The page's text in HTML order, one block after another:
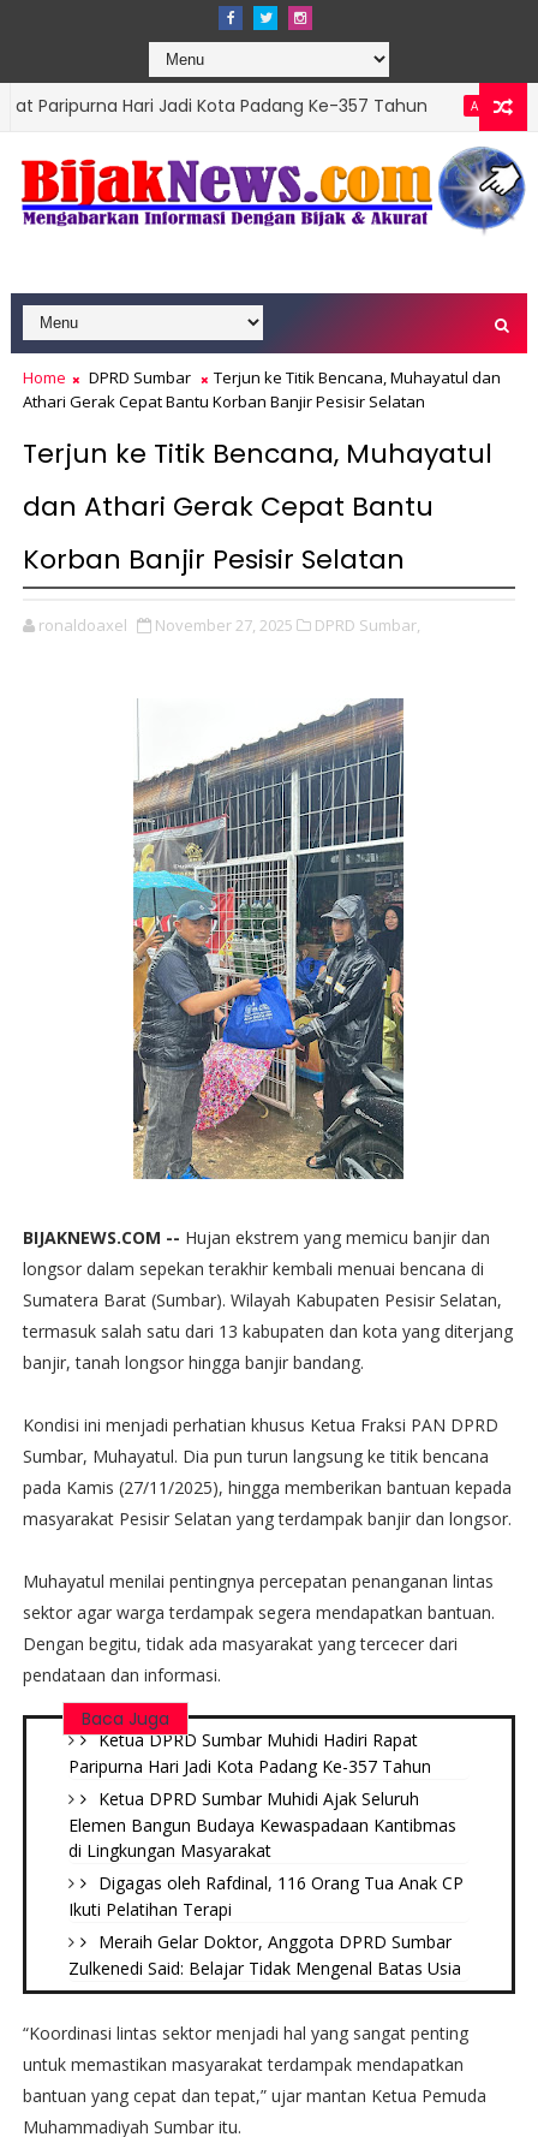
Hari Jadi Kota Padang Ke-357 Tahun ADVERTORIAL DPRD
Home DPRD Sumbar
Terjun ke Titik Bencana, Muhayatul dan
Athari Gerak Cepat Bantu Korban Banjir Pesisir Selatan
Terjun ke Titik Bencana, Muhayatul
dan Athari Gerak Cepat Bantu
Korban Banjir Pesisir Selatan
ronaldoaxel November 27, 2025 DPRD Sumbar,
BIJAKNEWS.COM -- Hujan ekstrem yang memicu banjir dan
longsor dalam sepekan terakhir kembali menuai bencana di
Sumatera Barat (Sumbar). Wilayah Kabupaten Pesisir Selatan,
termasuk salah satu dari 13 kabupaten dan kota yang diterjang
banjir, tanah longsor hingga banjir bandang.
Kondisi ini menjadi perhatian khusus Ketua Fraksi PAN DPRD
Sumbar, Muhayatul. Dia pun turun langsung ke titik bencana
pada Kamis (27/11/2025), hingga memberikan bantuan kepada
masyarakat Pesisir Selatan yang terdampak banjir dan longsor.
Muhayatul menilai pentingnya percepatan penanganan lintas
sektor agar warga terdampak segera mendapatkan bantuan.
Dengan begitu, tidak ada masyarakat yang tercecer dari
pendataan dan informasi.
Baca Juga
Ketua DPRD Sumbar Muhidi Hadiri Rapat
Paripurna Hari Jadi Kota Padang Ke-357 Tahun
Ketua DPRD Sumbar Muhidi Ajak Seluruh
Elemen Bangun Budaya Kewaspadaan Kantibmas
di Lingkungan Masyarakat
Digagas oleh Rafdinal, 116 Orang Tua Anak CP
Ikuti Pelatihan Terapi
Meraih Gelar Doktor, Anggota DPRD Sumbar
Zulkenedi Said: Belajar Tidak Mengenal Batas Usia
“Koordinasi lintas sektor menjadi hal yang sangat penting
untuk memastikan masyarakat terdampak mendapatkan
bantuan yang cepat dan tepat,” ujar mantan Ketua Pemuda
Muhammadiyah Sumbar itu.